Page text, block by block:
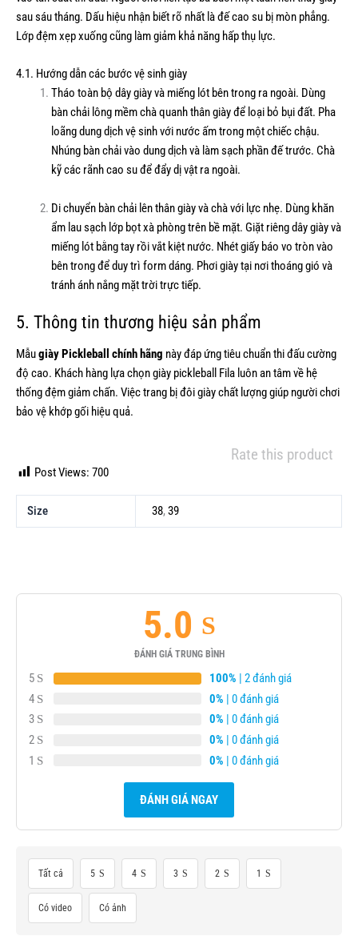
sau sáu tháng. Dấu hiệu nhận biết rõ nhất là đế cao su bị mòn phẳng.
Lớp đệm xẹp xuống cũng làm giảm khả năng hấp thụ lực.
4.1. Hướng dẫn các bước vệ sinh giày
Tháo toàn bộ dây giày và miếng lót bên trong ra ngoài. Dùng
bàn chải lông mềm chà quanh thân giày để loại bỏ bụi đất. Pha
loãng dung dịch vệ sinh với nước ấm trong một chiếc chậu.
Nhúng bàn chải vào dung dịch và làm sạch phần đế trước. Chà
kỹ các rãnh cao su để đẩy dị vật ra ngoài.
Di chuyển bàn chải lên thân giày và chà với lực nhẹ. Dùng khăn
ẩm lau sạch lớp bọt xà phòng trên bề mặt. Giặt riêng dây giày và
miếng lót bằng tay rồi vắt kiệt nước. Nhét giấy báo vo tròn vào
bên trong để duy trì form dáng. Phơi giày tại nơi thoáng gió và
tránh ánh nắng mặt trời trực tiếp.
5. Thông tin thương hiệu sản phẩm
Mẫugiày Pickleball chính hãng này đáp ứng tiêu chuẩn thi đấu cường
độ cao. Khách hàng lựa chọn giày pickleball Fila luôn an tâm về hệ
thống đệm giảm chấn. Việc trang bị đôi giày chất lượng giúp người chơi
bảo vệ khớp gối hiệu quả.
Rate this product
Post Views: 700
Size 38,39
5.0
ĐÁNH GIÁ TRUNG BÌNH
5 100% | 2 đánh giá
4
0% | 0 đánh giá
3
0% | 0 đánh giá
2
0% | 0 đánh giá
1
0% | 0 đánh giá
ĐÁNH GIÁ NGAY
Tất cả 5 4 3 2 1
Có video Có ảnh